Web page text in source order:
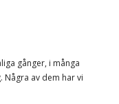
gånger, i många
av dem har vi